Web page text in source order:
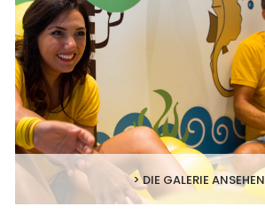
> DIE GALERIE ANSEHEN